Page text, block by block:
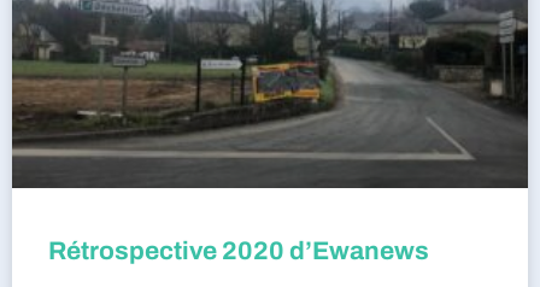
Rétrospective 2020 d’Ewanews